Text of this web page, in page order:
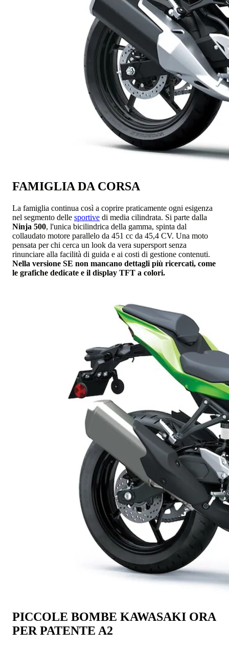
FAMIGLIA DA CORSA
La famiglia continua così a coprire praticamente ogni esigenza
nel segmento delle sportive di media cilindrata. Si parte dalla
Ninja 500, l'unica bicilindrica della gamma, spinta dal
collaudato motore parallelo da 451 cc da 45,4 CV. Una moto
pensata per chi cerca un look da vera supersport senza
rinunciare alla facilità di guida e ai costi di gestione contenuti.
Nella versione SE non mancano dettagli più ricercati, come
le grafiche dedicate e il display TFT a colori.
PICCOLE BOMBE KAWASAKI ORA
PER PATENTE A2